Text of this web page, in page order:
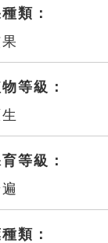
類：
等級：
等級：
類：